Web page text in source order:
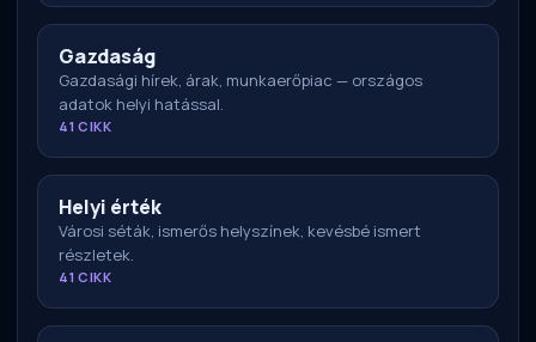
Gazdaság
Gazdasági hírek, árak, munkaerőpiac — országos
adatok helyi hatással.
41 CIKK
Helyi érték
Városi séták, ismerős helyszínek, kevésbé ismert
részletek.
41 CIKK